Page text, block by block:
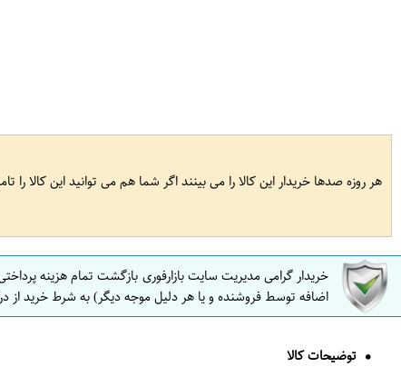
هر روزه صدها خریدار این کالا را می بینند اگر شما هم می توانید این کالا را
خریدار گرامی مدیریت سایت بازارفوری بازگشت تمام هزینه
اضافه توسط فروشنده و یا هر دلیل موجه دیگر) به شرط خرید از
توضیحات کالا